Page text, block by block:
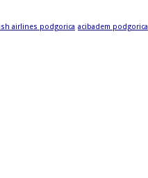
airlines podgorica acibadem podgorica